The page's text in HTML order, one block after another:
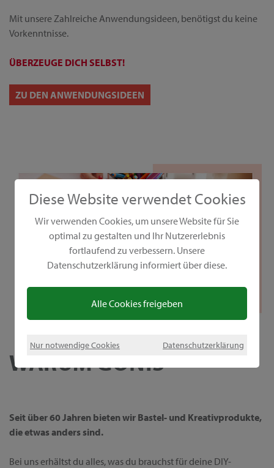
Diese Website verwendet Cookies
Wir verwenden Cookies, um unsere Website für Sie
optimal zu gestalten und Ihr Nutzererlebnis
fortlaufend zu verbessern. Unsere
Datenschutzerklärung informiert über diese.
Alle Cookies freigeben
Nur notwendige Cookies Datenschutzerklärung
Mit unsere Zahlreiche Anwendungsideen, benötigst du keine
Vorkenntnisse.
ÜBERZEUGE DICH SELBST!
ZU DEN ANWENDUNGSIDEEN
WARUM GONIS
Seit über 60 Jahren bieten wir Bastel- und Kreativprodukte,
die etwas anders sind.
Bei uns erhältst du alles, was du brauchst für deine DIY-